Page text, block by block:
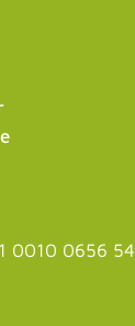
0010 0656 54